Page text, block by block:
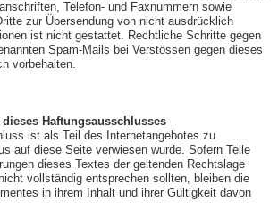
Telefon- und Faxnummern sowie
zur Übersendung von nicht ausdrücklich
ist nicht gestattet. Rechtliche Schritte gegen
Spam-Mails bei Verstössen gegen dieses
vorbehalten.
Haftungsausschlusses
ist als Teil des Internetangebotes zu
auf diese Seite verwiesen wurde. Sofern Teile
dieses Textes der geltenden Rechtslage
vollständig entsprechen sollten, bleiben die
in ihrem Inhalt und ihrer Gültigkeit davon